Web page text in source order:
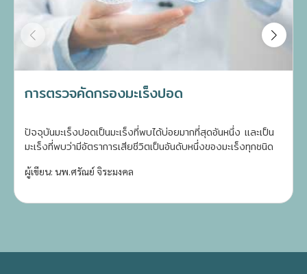
การตรวจคัดกรองมะเร็งปอด
ปัจจุบันมะเร็งปอดเป็นมะเร็งที่พบได้บ่อยมากที่สุดอันหนึ่ง และเป็น
มะเร็งที่พบว่ามีอัตราการเสียชีวิตเป็นอันดับหนึ่งของมะเร็งทุกชนิด
ผู้เขียน: นพ.ศรัณย์ จิระมงคล